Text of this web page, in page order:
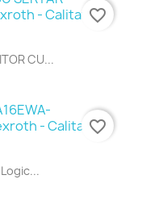
CU...
favorite_border
favorite_border